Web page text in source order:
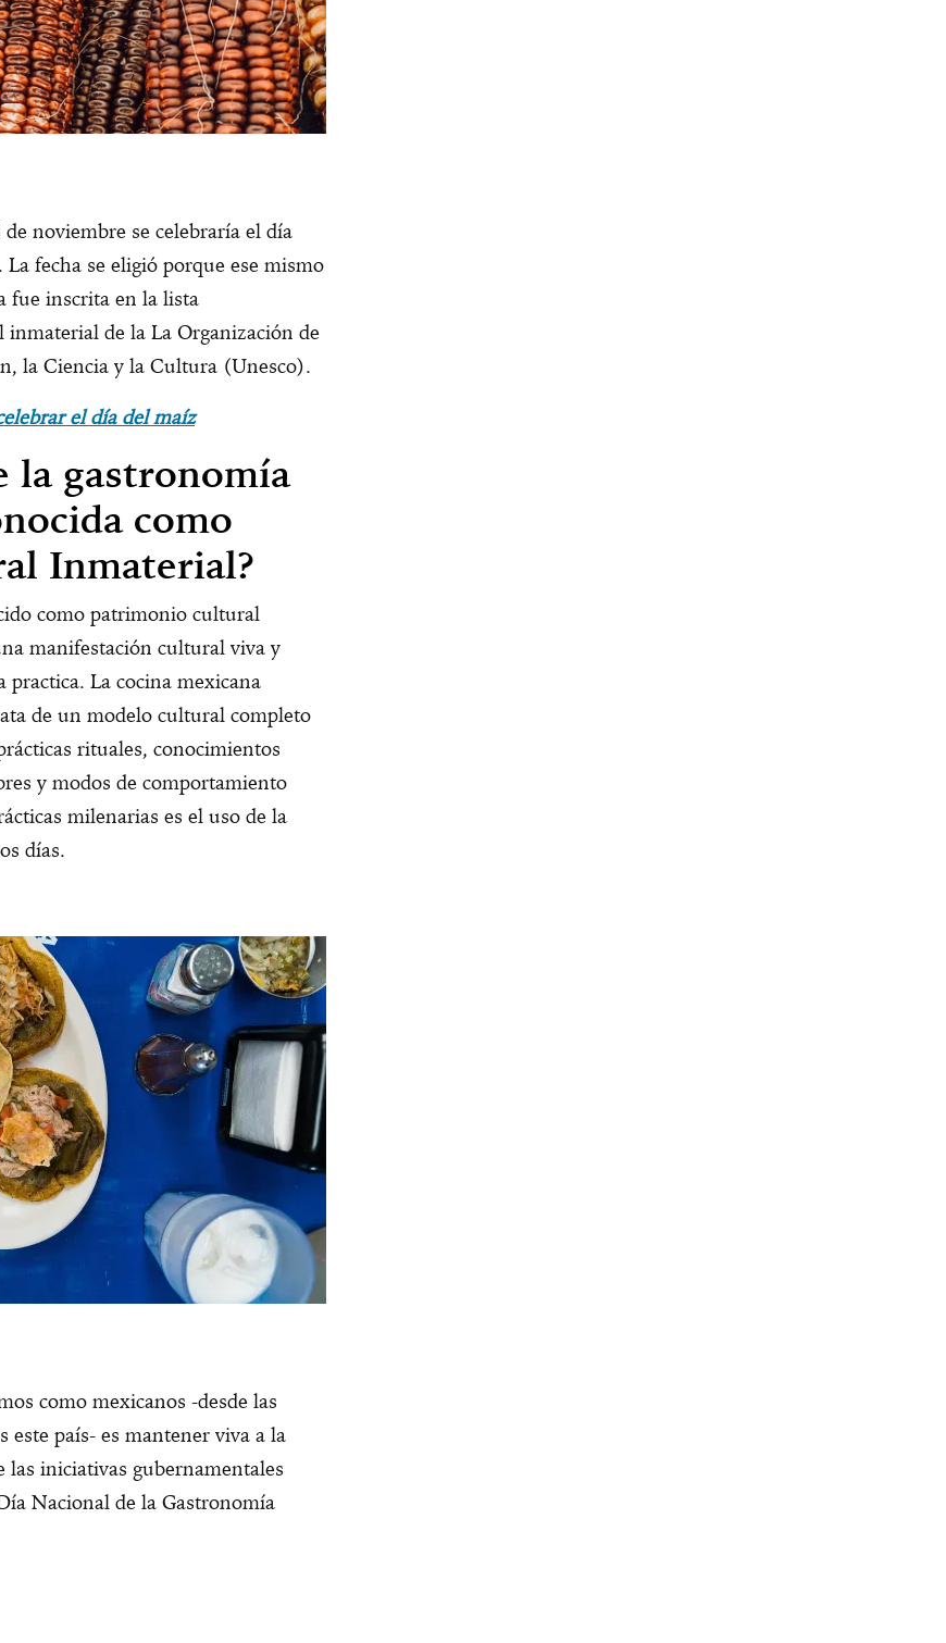
noviembre se celebraría el día
fecha se eligió porque ese mismo
fue inscrita en la lista
de la La Organización de
la Ciencia y la Cultura (Unesco).
el día del maíz
la gastronomía
como
Inmaterial?
como patrimonio cultural
manifestación cultural viva y
La cocina mexicana
de un modelo cultural completo
rituales, conocimientos
y modos de comportamiento
milenarias es el uso de la
días.
como mexicanos -desde las
país- es mantener viva a la
iniciativas gubernamentales
Nacional de la Gastronomía